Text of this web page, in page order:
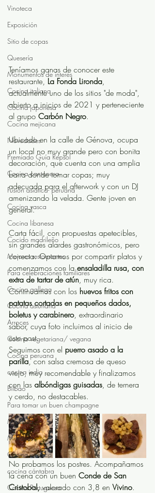
Vinoteca
Exposición
Sitio de copas
Quesería
Monumentos de interés
Cocina italiana
Cocina japonesa
Cocina mejicana
Novedades
Premiado Guía Repsol
Cocina cantonesa
Fusión asiática- peruana
Cocina vasca
Cocina libanesa
Cocido madrileño
Mejores restaurantes
Para celebraciones familiares
Cocina gallega
Cocina asturiana
Arroces
Cocina vegetariana/ vegana
Cocina peruana
cocina india
Bilbao
Para tomar un buen champagne
Marbella
Menorca
Cocina asiática
cocina cántabra
Cocina Portuguesa
Teníamos ganas de conocer este
restaurante, La Fonda Lironda,
actualmente uno de los sitios "de moda",
abierto a inicios de 2021 y perteneciente
al grupo Carbón Negro.
Ubicado en la calle de Génova, ocupa
un local no muy grande pero con bonita
decoración, que cuenta con una amplia
barra donde tomar copas; muy
adecuada para el afterwork y con un DJ
amenizando la velada. Gente joven en
general.
Carta fácil, con propuestas apetecibles,
sin grandes alardes gastronómicos, pero
correcta. Optamos por compartir platos y
comenzamos con la ensaladilla rusa, con
extra de tartar de atún, muy rica.
Continuamos con los huevos fritos con
patatas cortadas en pequeños dados,
boletus y carabinero, extraordinario
sabor, cuya foto incluimos al inicio de
este post.
Seguimos con el puerro asado a la
parilla, con salsa cremosa de queso
viejo, muy recomendable y finalizamos
con las albóndigas guisadas, de ternera
y cerdo, no destacables.
No probamos los postres. Acompañamos
la cena con un buen Conde de San
Cristobal, valorado con 3,8 en Vivino.